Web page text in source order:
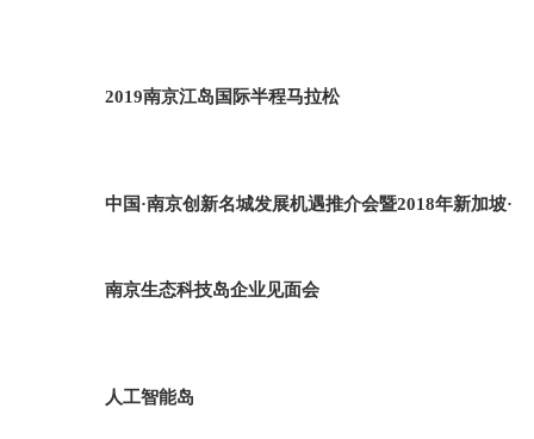
2019南京江岛国际半程马拉松
中国·南京创新名城发展机遇推介会暨2018年新加坡·
南京生态科技岛企业见面会
人工智能岛